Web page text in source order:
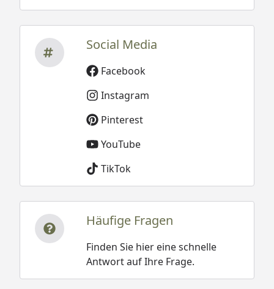
Social Media
Facebook
Instagram
Pinterest
YouTube
TikTok
Häufige Fragen
Finden Sie hier eine schnelle
Antwort auf Ihre Frage.